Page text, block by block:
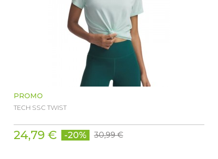
PROMO
TECH SSC TWIST
24,79 € -20% 30,99 €